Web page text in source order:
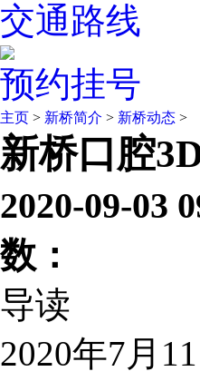
交通路线
预约挂号
主页 > 新桥简介 > 新桥动态 >
新桥口腔
2020-09-03
数：
导读
2020年7月